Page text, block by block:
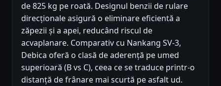
de 825 kg pe roată. Designul benzii de rulare
direcționale asigură o eliminare eficientă a
zăpezii și a apei, reducând riscul de
acvaplanare. Comparativ cu Nankang SV-3,
Debica oferă o clasă de aderență pe umed
superioară (B vs C), ceea ce se traduce printr-o
distanță de frânare mai scurtă pe asfalt ud.